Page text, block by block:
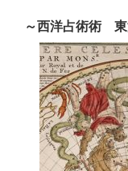
～西洋占術術 東